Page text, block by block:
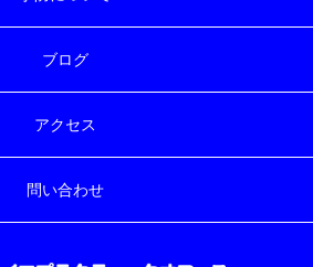
ブログ
アクセス
問い合わせ